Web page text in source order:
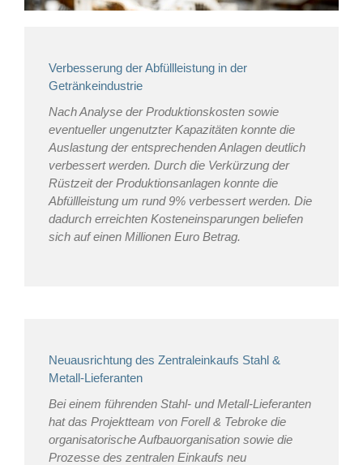
Verbesserung der Abfüllleistung in der
Getränkeindustrie
Nach Analyse der Produktionskosten sowie
eventueller ungenutzter Kapazitäten konnte die
Auslastung der entsprechenden Anlagen deutlich
verbessert werden. Durch die Verkürzung der
Rüstzeit der Produktionsanlagen konnte die
Abfüllleistung um rund 9% verbessert werden. Die
dadurch erreichten Kosteneinsparungen beliefen
sich auf einen Millionen Euro Betrag.
Neuausrichtung des Zentraleinkaufs Stahl &
Metall-Lieferanten
Bei einem führenden Stahl- und Metall-Lieferanten
hat das Projektteam von Forell & Tebroke die
organisatorische Aufbauorganisation sowie die
Prozesse des zentralen Einkaufs neu